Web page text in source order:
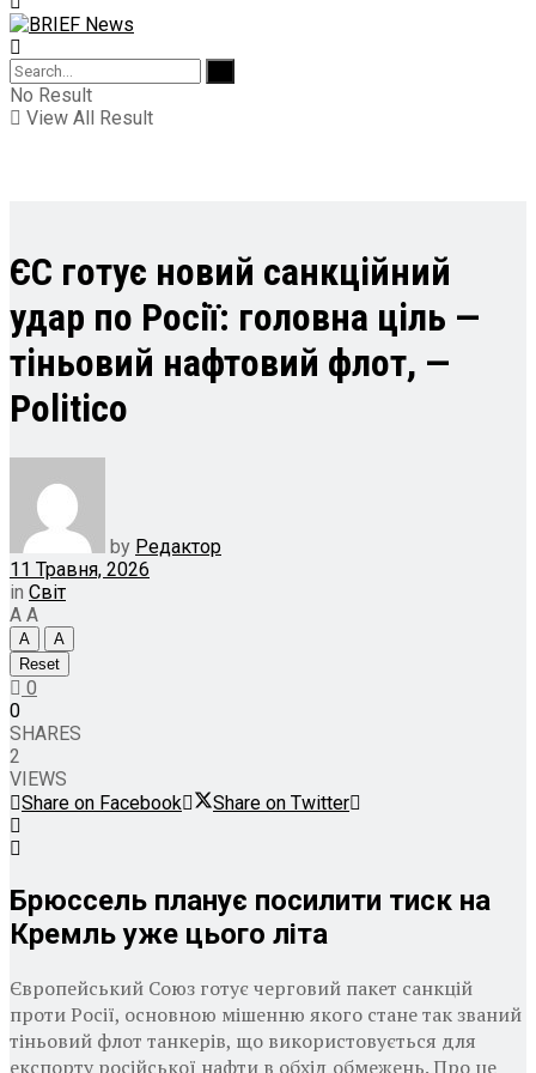
No Result
View All Result
ЄС готує новий санкційний
удар по Росії: головна ціль —
тіньовий нафтовий флот, —
Politico
by Редактор
11 Травня, 2026
in Світ
A A
A
A
Reset
0
0
SHARES
2
VIEWS
Share on Facebook
Share on Twitter
Брюссель планує посилити тиск на
Кремль уже цього літа
Європейський Союз готує черговий пакет санкцій
проти Росії, основною мішенню якого стане так званий
тіньовий флот танкерів, що використовується для
експорту російської нафти в обхід обмежень. Про це